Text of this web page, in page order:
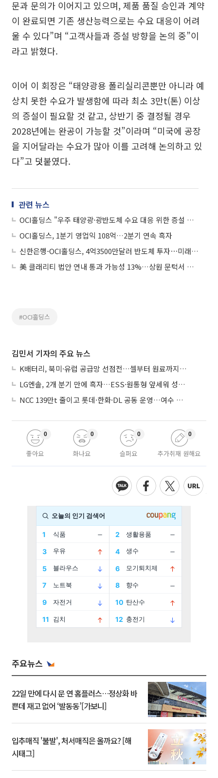
문과 문의가 이어지고 있으며, 제품 품질 승인과 계약
이 완료되면 기존 생산능력으로는 수요 대응이 어려
울 수 있다”며 “고객사들과 증설 방향을 논의 중”이
라고 밝혔다.
이어 이 회장은 “태양광용 폴리실리콘뿐만 아니라 예
상치 못한 수요가 발생함에 따라 최소 3만t(톤) 이상
의 증설이 필요할 것 같고, 상반기 중 결정될 경우
2028년에는 완공이 가능할 것”이라며 “미국에 공장
을 지어달라는 수요가 많아 이를 고려해 논의하고 있
다”고 덧붙였다.
관련 뉴스
OCI홀딩스 "우주 태양광·광반도체 수요 대응 위한 증설 검토"
OCI홀딩스, 1분기 영업익 108억…2분기 연속 흑자
신한은행-OCI홀딩스, 4억3500만달러 반도체 투자⋯미래사업 동반 지원
美 클래리티 법안 연내 통과 가능성 13%…상원 문턱서 제동
#OCI홀딩스
김민서 기자의 주요 뉴스
K배터리, 북미·유럽 공급망 선점전…셀부터 원료까지 현지화
LG엔솔, 2개 분기 만에 흑자…ESS·원통형 앞세워 성장 가속
NCC 139만t 줄이고 롯데·한화·DL 공동 운영…여수 1호 본궤도
좋아요
0
화나요
0
슬퍼요
0
추가취재 원해요
0
주요뉴스
22일 만에 다시 문 연 홈플러스…정상화 바
쁜데 재고 없어 ‘발동동’[가보니]
입추매직 '불발', 처서매직은 올까요? [해
시태그]